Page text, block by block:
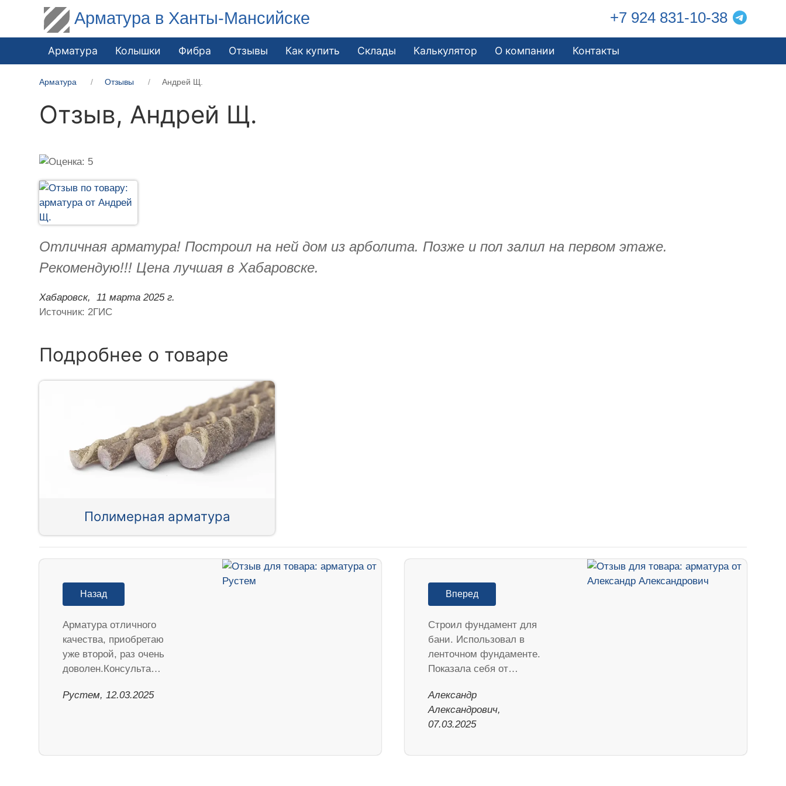
Арматура в Ханты-Мансийске +7 924 831-10-38
Арматура Колышки Фибра Отзывы Как купить Склады Калькулятор О компании Контакты
Арматура Отзывы Андрей Щ.
Отзыв, Андрей Щ.
Отличная арматура! Построил на ней дом из арболита. Позже и пол залил на первом этаже.
Рекомендую!!! Цена лучшая в Хабаровске.
Хабаровск,
11 марта 2025 г.
Источник: 2ГИС
Подробнее о товаре
Полимерная арматура
Назад
Арматура отличного
качества, приобретаю
уже второй, раз очень
доволен.Консульта…
Рустем, 12.03.2025
Вперед
Строил фундамент для
бани. Использовал в
ленточном фундаменте.
Показала себя от…
Александр
Александрович,
07.03.2025